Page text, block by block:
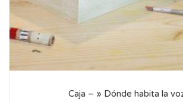
Caja – » Dónde habita la